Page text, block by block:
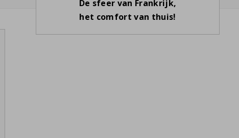
De sfeer van Frankrijk,
het comfort van thuis!